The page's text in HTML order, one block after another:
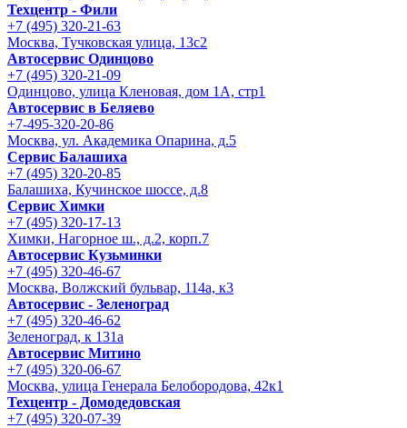
Техцентр - Фили
+7 (495) 320-21-63
Москва, Тучковская улица, 13с2
Автосервис Одинцово
+7 (495) 320-21-09
Одинцово, улица Кленовая, дом 1А, стр1
Автосервис в Беляево
+7-495-320-20-86
Москва, ул. Академика Опарина, д.5
Сервис Балашиха
+7 (495) 320-20-85
Балашиха, Кучинское шоссе, д.8
Сервис Химки
+7 (495) 320-17-13
Химки, Нагорное ш., д.2, корп.7
Автосервис Кузьминки
+7 (495) 320-46-67
Москва, Волжский бульвар, 114а, к3
Автосервис - Зеленоград
+7 (495) 320-46-62
Зеленоград, к 131а
Автосервис Митино
+7 (495) 320-06-67
Москва, улица Генерала Белобородова, 42к1
Техцентр - Домодедовская
+7 (495) 320-07-39